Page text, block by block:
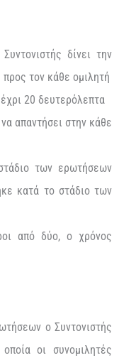
δίνει την
προς τον κάθε ομιλητή
20 δευτερόλεπτα
απαντήσει στην κάθε
των ερωτήσεων
κατά το στάδιο των
από δύο, ο χρόνος
ο Συντονιστής
οι συνομιλητές